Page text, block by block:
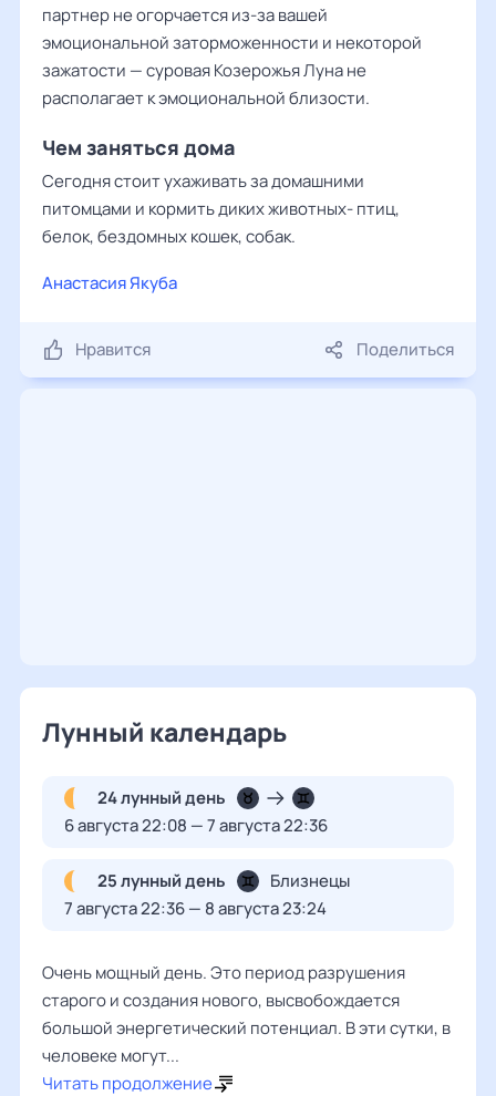
партнер не огорчается из-за вашей
эмоциональной заторможенности и некоторой
зажатости — суровая Козерожья Луна не
располагает к эмоциональной близости.
Чем заняться дома
Сегодня стоит ухаживать за домашними
питомцами и кормить диких животных- птиц,
белок, бездомных кошек, собак.
Анастасия Якуба
Нравится Поделиться
Лунный календарь
24 лунный день
6 августа 22:08 — 7 августа 22:36
25 лунный день
Близнецы
7 августа 22:36 — 8 августа 23:24
Очень мощный день. Это период разрушения
старого и создания нового, высвобождается
большой энергетический потенциал. В эти сутки, в
человеке могут...
Читать продолжение